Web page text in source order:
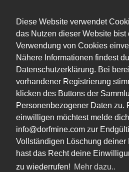
Diese Website verwendet
das Nutzen dieser Website bist
Verwendung von Cookies
Nähere Informationen findest
Datenschutzerklärung. Bei
vorhandener Registrierung
klicken des Buttons der
Personenbezogener Daten zu.
einwilligen möchtest melde
info@dorfmine.com zur
Vollständigen Löschung deiner
hast das Recht deine
zu wiederrufen! Mehr dazu..